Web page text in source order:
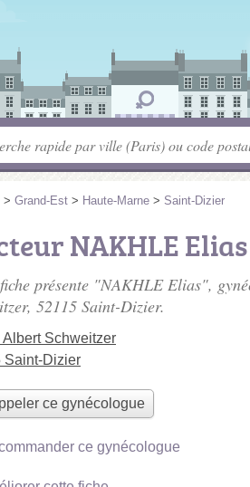
> Grand-Est > Haute-Marne > Saint-Dizier
NAKHLE Elias
présente "NAKHLE Elias",
, 52115 Saint-Dizier.
Albert Schweitzer
Saint-Dizier
ce gynécologue
ce gynécologue